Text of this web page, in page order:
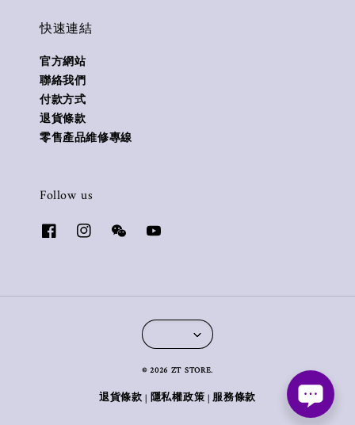
快速連結
官方網站
聯絡我們
付款方式
退貨條款
零售產品維修專線
Follow us
© 2026 ZT STORE.
退貨條款| 隱私權政策 |服務條款